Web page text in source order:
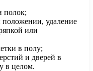
полок;
удаление
или
в полу;
и дверей в
в целом.